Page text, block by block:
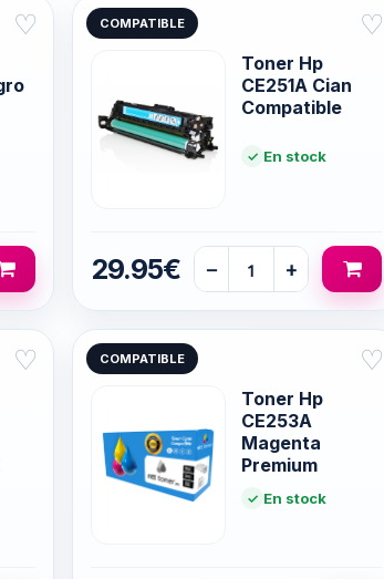
♡ COMPATIBLE ♡
Toner Hp
CE251A Cian
Compatible
En stock
29.95€ − +
♡ COMPATIBLE ♡
Toner Hp
CE253A
Magenta
Premium
En stock